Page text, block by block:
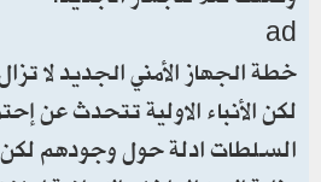
ad
خطة الجهاز الأمني الجديد لا
السلطات ادلة حول وجودهم